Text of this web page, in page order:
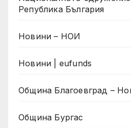
Република България
Новини – НОИ
Новини | eufunds
Община Благоевград –
Община Бургас